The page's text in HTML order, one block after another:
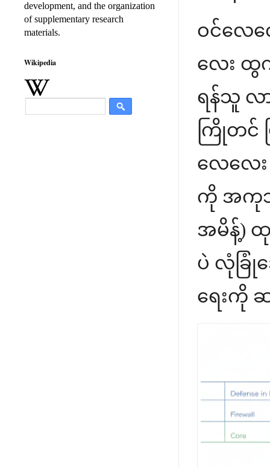
ဝင်လေ
လေး ထွ
ရန်သူ
ကြိုတင်
လေလေ
ကို အကုသို
အမိန့်)
ပဲ လုံခြုံ
ရေးကို
development, and the organization
of supplementary research
materials.
Wikipedia